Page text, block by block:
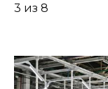
3 из 8